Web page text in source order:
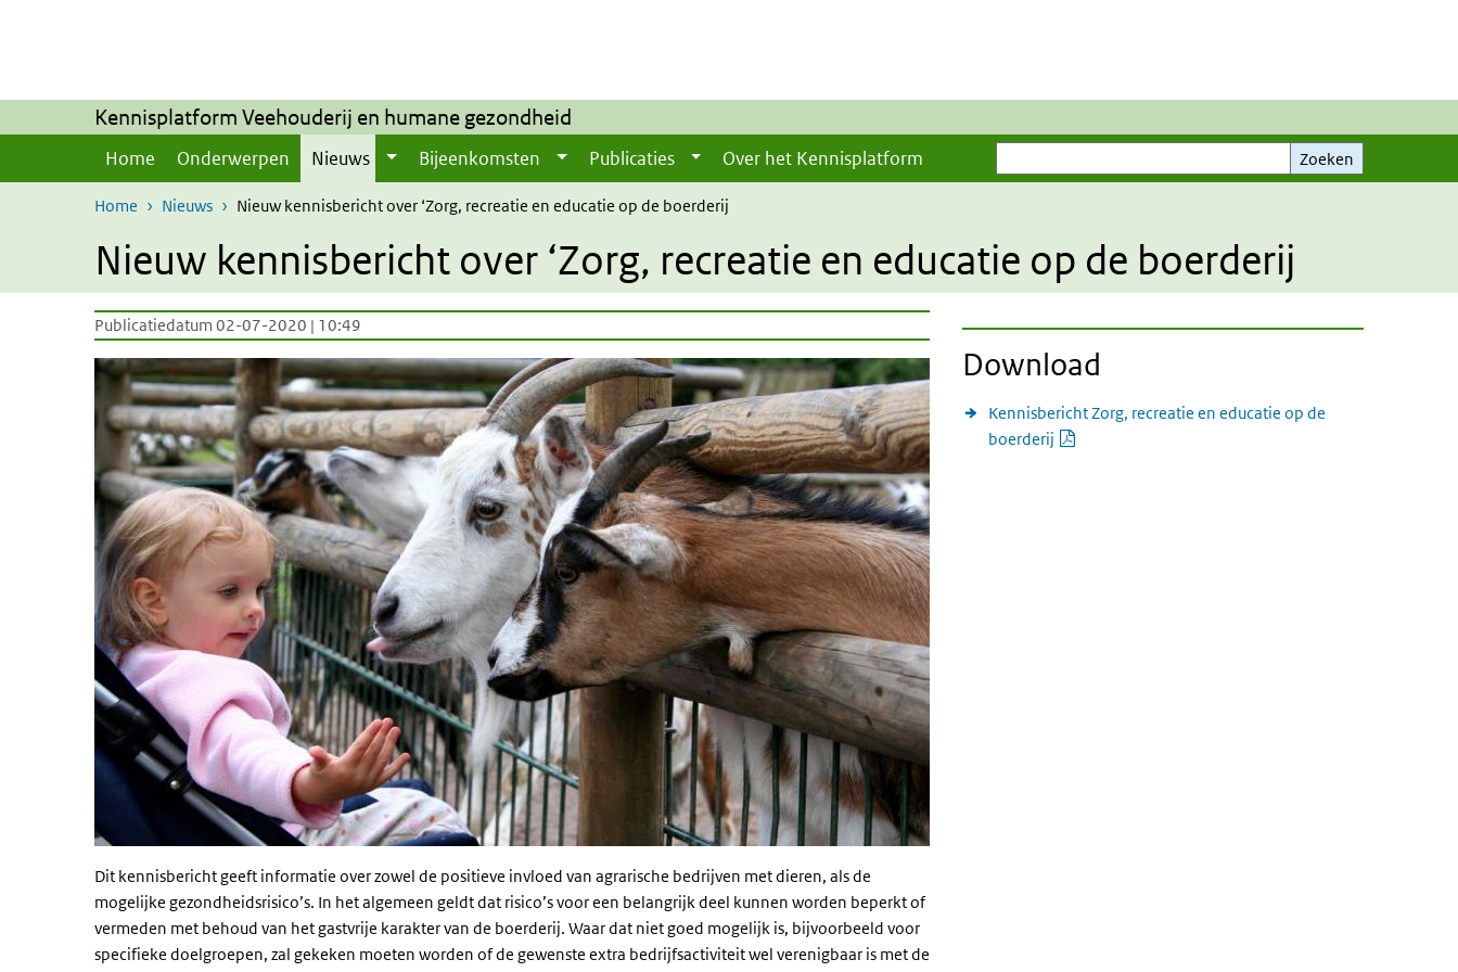
Kennisplatform Veehouderij en humane gezondheid
Home Onderwerpen Nieuws Bijeenkomsten Publicaties Over het Kennisplatform
Zoeken
Zoeken
Home Nieuws Nieuw kennisbericht over ‘Zorg, recreatie en educatie op de boerderij
Nieuw kennisbericht over ‘Zorg, recreatie en educatie op de boerderij
Publicatiedatum 02-07-2020 | 10:49
Dit kennisbericht geeft informatie over zowel de positieve invloed van agrarische bedrijven met dieren, als de
mogelijke gezondheidsrisico’s. In het algemeen geldt dat risico’s voor een belangrijk deel kunnen worden beperkt of
vermeden met behoud van het gastvrije karakter van de boerderij. Waar dat niet goed mogelijk is, bijvoorbeeld voor
specifieke doelgroepen, zal gekeken moeten worden of de gewenste extra bedrijfsactiviteit wel verenigbaar is met de
Download
Kennisbericht Zorg, recreatie en educatie op de
boerderij